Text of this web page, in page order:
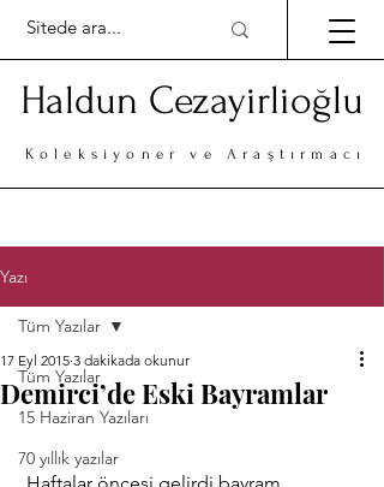
Haldun Cezayirlioğlu
Koleksiyoner ve Araştırmacı
Yazı
Tüm Yazılar
15 Haziran Yazıları
70 yıllık yazılar
Tüm Yazılar
Demirci’de Eski Bayramlar
17 Eyl 2015 3 dakikada okunur